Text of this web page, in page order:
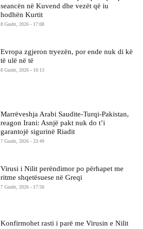
seancën në Kuvend dhe vezët që iu
hodhën Kurtit
8 Gusht, 2026 - 17:08
Evropa zgjeron tryezën, por ende nuk di kë
të ulë në të
8 Gusht, 2026 - 10:13
Marrëveshja Arabi Saudite-Turqi-Pakistan,
reagon Irani: Asnjë pakt nuk do t’i
garantojë sigurinë Riadit
7 Gusht, 2026 - 23:49
Virusi i Nilit perëndimor po përhapet me
ritme shqetësuese në Greqi
7 Gusht, 2026 - 17:56
Konfirmohet rasti i parë me Virusin e Nilit